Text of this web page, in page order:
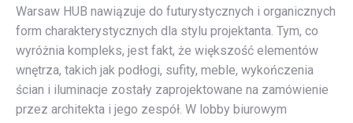
Warsaw HUB nawiązuje do futurystycznych i organicznych
form charakterystycznych dla stylu projektanta. Tym, co
wyróżnia kompleks, jest fakt, że większość elementów
wnętrza, takich jak podłogi, sufity, meble, wykończenia
ścian i iluminacje zostały zaprojektowane na zamówienie
przez architekta i jego zespół. W lobby biurowym